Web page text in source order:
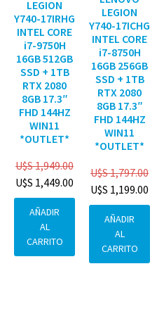
LEGION
Y740-17IRHG
INTEL CORE
i7-9750H
16GB 512GB
SSD + 1TB
RTX 2080
8GB 17.3″
FHD 144HZ
WIN11
*OUTLET*
U$S1,949.00
U$S 1,449.00
AÑADIR
AL
CARRITO
LEGION
Y740-17ICHG
INTEL CORE
i7-8750H
16GB 256GB
SSD + 1TB
RTX 2080
8GB 17.3″
FHD 144HZ
WIN11
*OUTLET*
U$S1,797.00
U$S 1,199.00
AÑADIR
AL
CARRITO